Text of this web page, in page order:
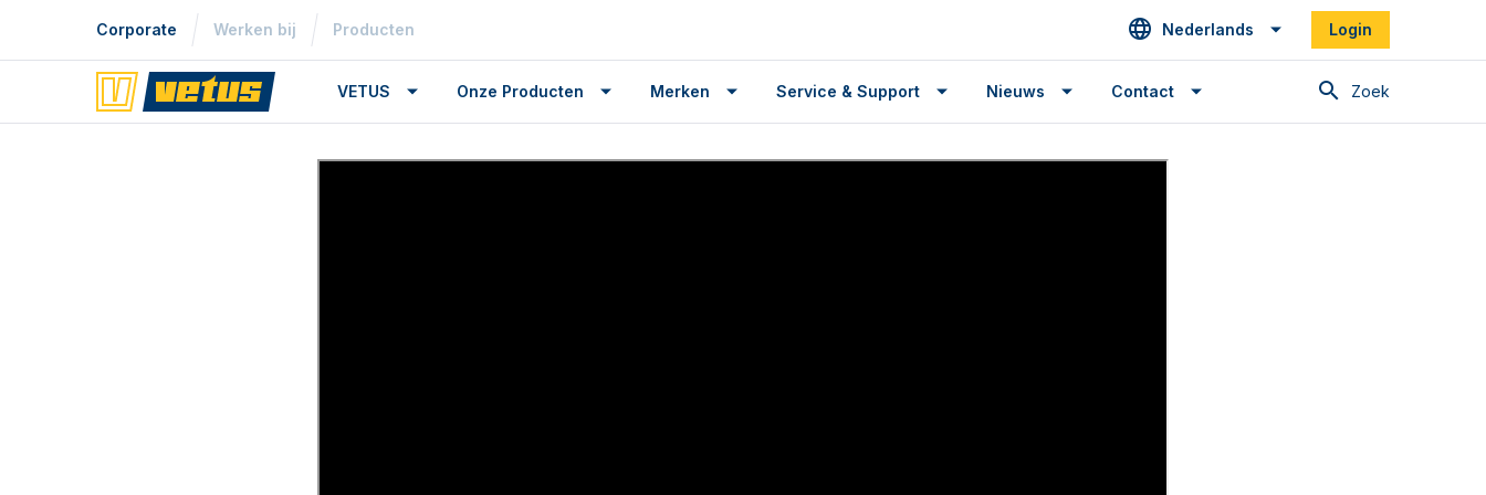
Corporate Werken bij Producten Nederlands Login
Zoek
VETUS Onze Producten Merken Service & Support Nieuws Contact